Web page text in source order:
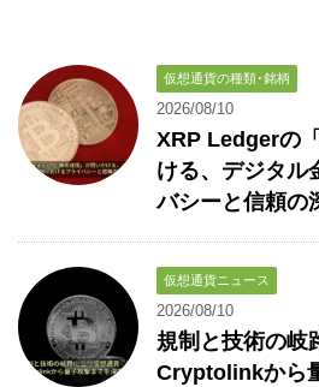
仮想通貨の種類･銘柄
2026/08/10
XRP Ledgerの
ける、デジタル
バシーと信頼の
仮想通貨ニュース
2026/08/10
規制と技術の岐
Cryptolinkから